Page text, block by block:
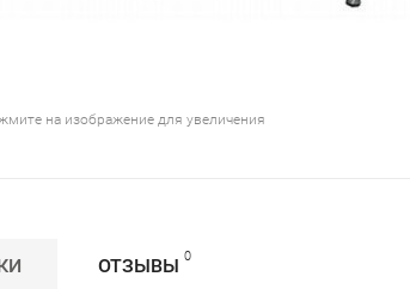
на изображение для увеличения
ОТЗЫВЫ 0